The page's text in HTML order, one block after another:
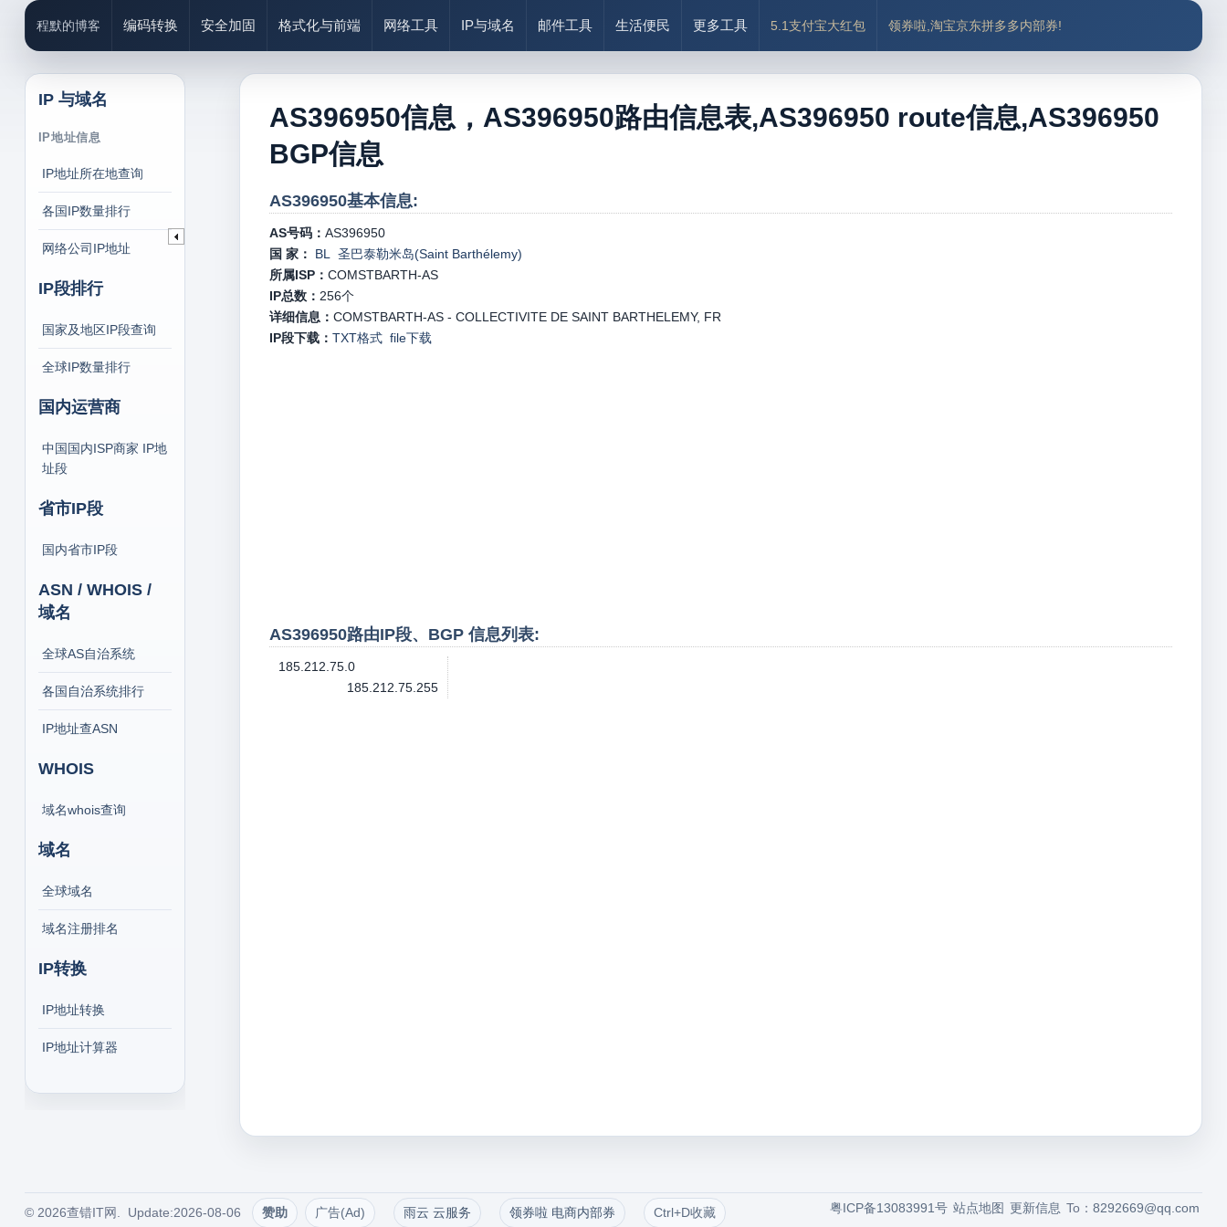
程默的博客 编码转换 安全加固 格式化与前端 网络工具 IP与域名 邮件工具 生活便民 更多工具 5.1支付宝大红包 领券啦,淘宝京东拼多多内部券!
IP 与域名
IP地址信息
IP地址所在地查询
各国IP数量排行
网络公司IP地址
IP段排行
国家及地区IP段查询
全球IP数量排行
国内运营商
中国国内ISP商家 IP地
址段
省市IP段
国内省市IP段
ASN / WHOIS /
域名
全球AS自治系统
各国自治系统排行
IP地址查ASN
WHOIS
域名whois查询
域名
全球域名
域名注册排名
IP转换
IP地址转换
IP地址计算器
AS396950信息，AS396950路由信息表,AS396950 route信息,AS396950
BGP信息
AS396950基本信息:
AS号码： AS396950
国 家：
BL 圣巴泰勒米岛(Saint Barthélemy)
所属ISP： COMSTBARTH-AS
IP总数： 256个
详细信息： COMSTBARTH-AS - COLLECTIVITE DE SAINT BARTHELEMY, FR
IP段下载： TXT格式 file下载
AS396950路由IP段、BGP 信息列表:
185.212.75.0
185.212.75.255
© 2026查错IT网. Update:2026-08-06 赞助 广告(Ad) 雨云 云服务 领券啦 电商内部券 Ctrl+D收藏 To：8292669@qq.com
更新信息
站点地图
粤ICP备13083991号